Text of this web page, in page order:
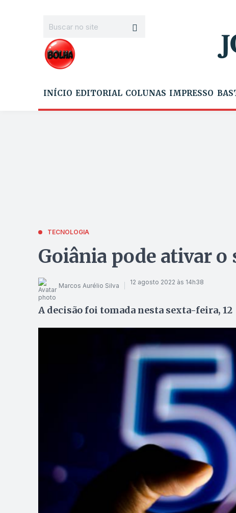
INÍCIO EDITORIAL COLUNAS IMPRESSO
TECNOLOGIA
Goiânia pode ativar o
Marcos Aurélio Silva 12 agosto 2022 às 14h38
A decisão foi tomada nesta sexta-feira, 12